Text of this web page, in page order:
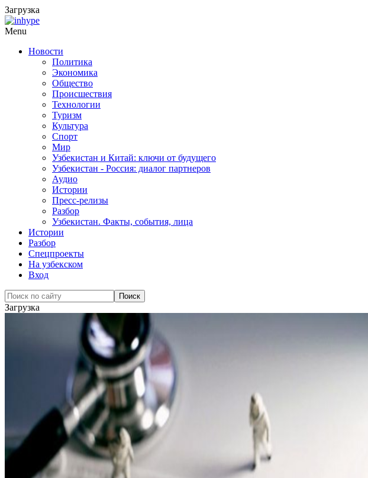
Загрузка
Menu
Новости
Политика
Экономика
Общество
Происшествия
Технологии
Туризм
Культура
Спорт
Мир
Узбекистан и Китай: ключи от будущего
Узбекистан - Россия: диалог партнеров
Аудио
Истории
Пресс-релизы
Разбор
Узбекистан. Факты, события, лица
Истории
Разбор
Спецпроекты
На узбекском
Вход
Загрузка